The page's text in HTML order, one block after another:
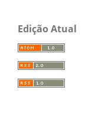
Edição Atual